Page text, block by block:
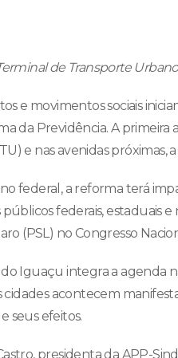
de Transporte
e movimentos sociais
da Previdência. A
e nas avenidas próximas, a
federal, a reforma terá
federais, estaduais
(PSL) no Congresso
Iguaçu integra a agenda
cidades acontecem
seus efeitos.
presidenta da APP-